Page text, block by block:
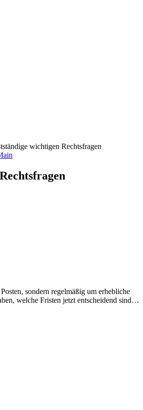
wichtigen Rechtsfragen
sondern regelmäßig um erhebliche
welche Fristen jetzt entscheidend sind…